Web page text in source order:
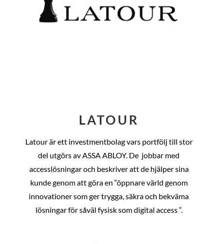
LATOUR
Latour är ett investmentbolag vars portfölj till stor
del utgörs av ASSA ABLOY. De jobbar med
accesslösningar och beskriver att de hjälper sina
kunde genom att göra en “öppnare värld genom
innovationer som ger trygga, säkra och bekväma
lösningar för såväl fysisk som digital access “.